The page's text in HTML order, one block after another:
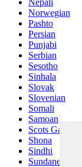
Norwegian
Pashto
Persian
Punjabi
Serbian
Sesotho
Sinhala
Slovak
Slovenian
Somali
Samoan
Scots Gaelic
Shona
Sindhi
Sundanese